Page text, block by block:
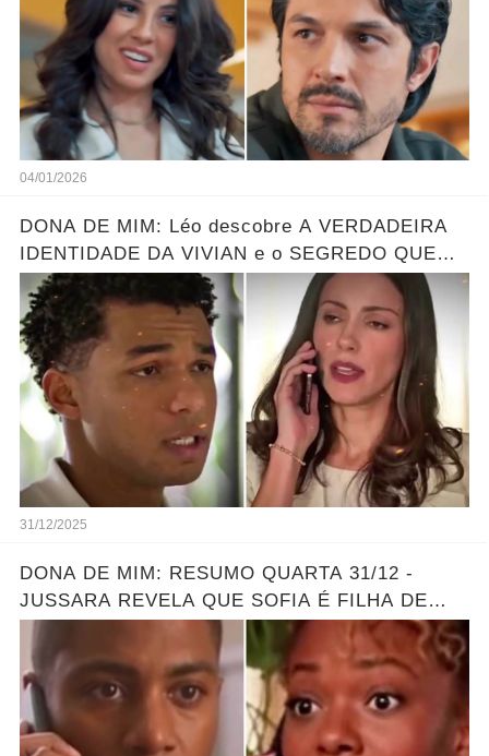
04/01/2026
DONA DE MIM: Léo descobre A VERDADEIRA
IDENTIDADE DA VIVIAN e o SEGREDO QUE
ELA ESCONDE! Resumo hoje
31/12/2025
DONA DE MIM: RESUMO QUARTA 31/12 -
JUSSARA REVELA QUE SOFIA É FILHA DE
MARLON - GRANDE REVELAÇÃO